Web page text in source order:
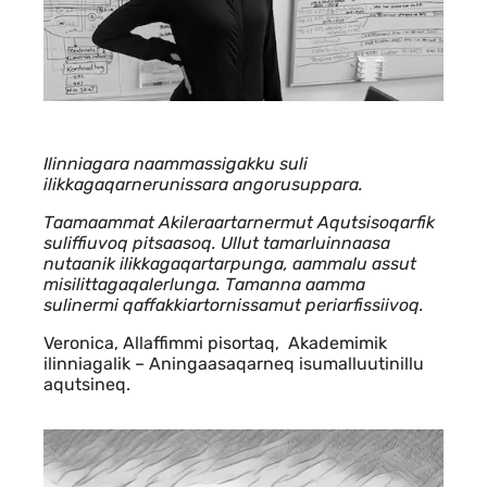
Ilinniagara naammassigakku suli
ilikkagaqarnerunissara angorusuppara.
Taamaammat Akileraartarnermut Aqutsisoqarfik
suliffiuvoq pitsaasoq. Ullut tamarluinnaasa
nutaanik ilikkagaqartarpunga, aammalu assut
misilittagaqalerlunga. Tamanna aamma
sulinermi qaffakkiartornissamut periarfissiivoq.
Veronica, Allaffimmi pisortaq, Akademimik
ilinniagalik – Aningaasaqarneq isumalluutinillu
aqutsineq.